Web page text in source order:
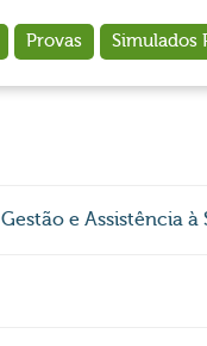
Provas Simulados
e